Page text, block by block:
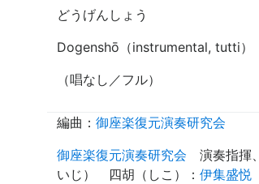
どうげんしょう
Dogenshō（instrumental, tutti）
（唱なし／フル）
編曲： 御座楽復元演奏研究会
御座楽復元演奏研究会
演奏指揮
いじ ） 四胡（しこ） ： 伊集盛悦